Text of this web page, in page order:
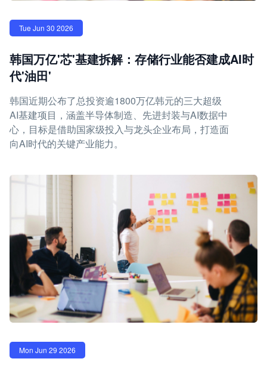
Tue Jun 30 2026
韩国万亿'芯'基建拆解：存储行业能否建成AI时
代'油田'
韩国近期公布了总投资逾1800万亿韩元的三大超级
AI基建项目，涵盖半导体制造、先进封装与AI数据中
心，目标是借助国家级投入与龙头企业布局，打造面
向AI时代的关键产业能力。
Mon Jun 29 2026